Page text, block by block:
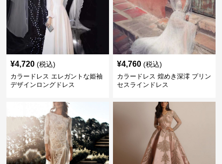
¥4,720 (税込)
カラードレス エレガントな姫袖
デザインロングドレス
¥4,760 (税込)
カラードレス 煌めき深澪 プリン
セスラインドレス